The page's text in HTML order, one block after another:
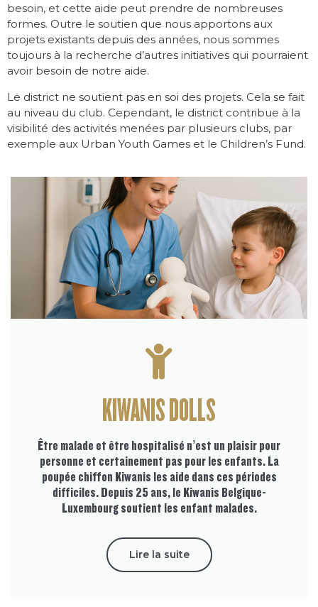
besoin, et cette aide peut prendre de nombreuses
formes. Outre le soutien que nous apportons aux
projets existants depuis des années, nous sommes
toujours à la recherche d’autres initiatives qui pourraient
avoir besoin de notre aide.
Le district ne soutient pas en soi des projets. Cela se fait
au niveau du club. Cependant, le district contribue à la
visibilité des activités menées par plusieurs clubs, par
exemple aux Urban Youth Games et le Children’s Fund.
KIWANIS DOLLS
Être malade et être hospitalisé n’est un plaisir pour
personne et certainement pas pour les enfants. La
poupée chiffon Kiwanis les aide dans ces périodes
difficiles. Depuis 25 ans, le Kiwanis Belgique-
Luxembourg soutient les enfant malades.
Lire la suite